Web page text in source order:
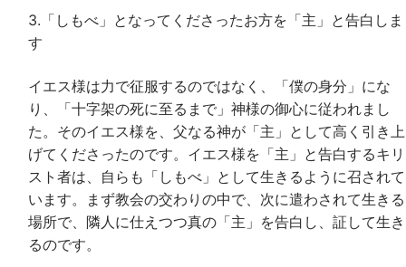
3.「しもべ」となってくださったお方を「主」と告白しま
す
イエス様は力で征服するのではなく、「僕の身分」にな
り、「十字架の死に至るまで」神様の御心に従われまし
た。そのイエス様を、父なる神が「主」として高く引き上
げてくださったのです。イエス様を「主」と告白するキリ
スト者は、自らも「しもべ」として生きるように召されて
います。まず教会の交わりの中で、次に遣わされて生きる
場所で、隣人に仕えつつ真の「主」を告白し、証して生き
るのです。